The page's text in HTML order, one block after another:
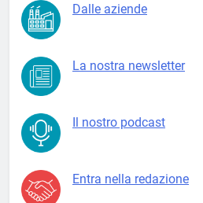
Dalle aziende
La nostra newsletter
Il nostro podcast
Entra nella redazione